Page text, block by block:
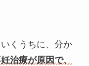
くうちに、分か
治療が原因で、